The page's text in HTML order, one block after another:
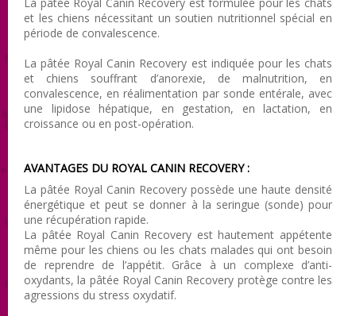
La pâtée Royal Canin Recovery est formulée pour les chats
et les chiens nécessitant un soutien nutritionnel spécial en
période de convalescence.
La pâtée Royal Canin Recovery est indiquée pour les chats
et chiens souffrant d’anorexie, de malnutrition, en
convalescence, en réalimentation par sonde entérale, avec
une lipidose hépatique, en gestation, en lactation, en
croissance ou en post-opération.
AVANTAGES DU ROYAL CANIN RECOVERY :
La pâtée Royal Canin Recovery possède une haute densité
énergétique et peut se donner à la seringue (sonde) pour
une récupération rapide.
La pâtée Royal Canin Recovery est hautement appétente
même pour les chiens ou les chats malades qui ont besoin
de reprendre de l’appétit. Grâce à un complexe d’anti-
oxydants, la pâtée Royal Canin Recovery protège contre les
agressions du stress oxydatif.